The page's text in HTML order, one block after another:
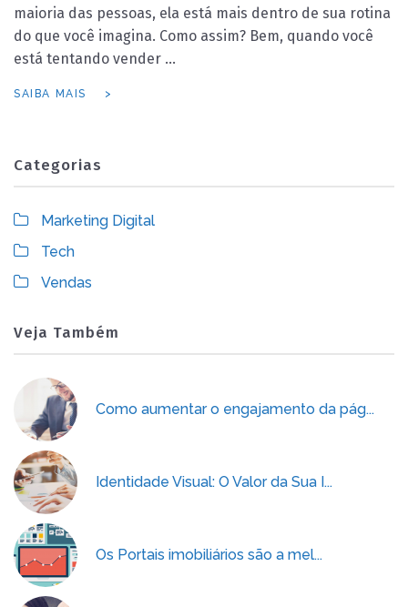
maioria das pessoas, ela está mais dentro de sua rotina
do que você imagina. Como assim? Bem, quando você
está tentando vender …
SAIBA MAIS
Categorias
Marketing Digital
Tech
Vendas
Veja Também
Como aumentar o engajamento da pág...
Identidade Visual: O Valor da Sua I...
Os Portais imobiliários são a mel...